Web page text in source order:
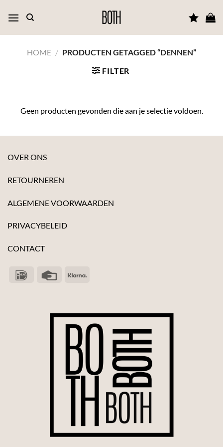
naar
HOME / PRODUCTEN GETAGGED “DENNEN”
FILTER
Geen producten gevonden die aan je selectie voldoen.
OVER ONS
RETOURNEREN
ALGEMENE VOORWAARDEN
PRIVACYBELEID
CONTACT